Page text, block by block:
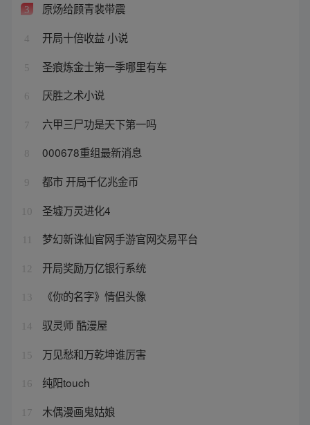
3 原炀给顾青裴带震
4 开局十倍收益 小说
5 圣痕炼金士第一季哪里有车
6 厌胜之术小说
7 六甲三尸功是天下第一吗
8 000678重组最新消息
9 都市 开局千亿兆金币
10 圣墟万灵进化4
梦幻新诛仙官网手游官网交易平台
12 开局奖励万亿银行系统
13 《你的名字》情侣头像
14 驭灵师 酷漫屋
15 万见愁和万乾坤谁厉害
16 纯阳touch
17 木偶漫画鬼姑娘